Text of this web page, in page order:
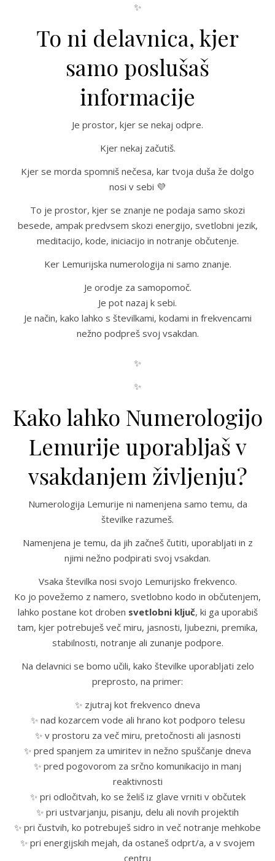
✨
To ni delavnica, kjer
samo poslušaš
informacije
Je prostor, kjer se nekaj odpre.
Kjer nekaj začutiš.
Kjer se morda spomniš nečesa, kar tvoja duša že dolgo
nosi v sebi 💜
To je prostor, kjer se znanje ne podaja samo skozi
besede, ampak predvsem skozi energijo, svetlobni jezik,
meditacijo, kode, iniciacijo in notranje občutenje.
Ker Lemurijska numerologija ni samo znanje.
Je orodje za samopomoč.
Je pot nazaj k sebi.
Je način, kako lahko s številkami, kodami in frekvencami
nežno podpreš svoj vsakdan.
✨
✨
Kako lahko Numerologijo
Lemurije uporabljaš v
vsakdanjem življenju?
Numerologija Lemurije ni namenjena samo temu, da
številke razumeš.
Namenjena je temu, da jih začneš čutiti, uporabljati in z
njimi nežno podpirati svoj vsakdan.
Vsaka številka nosi svojo Lemurijsko frekvenco.
Ko jo povežemo z namero, svetlobno kodo in občutenjem,
lahko postane kot droben svetlobni ključ, ki ga uporabiš
tam, kjer potrebuješ več miru, jasnosti, ljubezni, premika,
stabilnosti, notranje ali zunanje podpore.
Na delavnici se bomo učili, kako številke uporabljati zelo
preprosto, na primer:
✨ zjutraj kot frekvenco dneva
✨ nad kozarcem vode ali hrano kot podporo telesu
✨ v prostoru za več miru, pretočnosti ali jasnosti
✨ pred spanjem za umiritev in nežno spuščanje dneva
✨ pred pogovorom za srčno komunikacijo in manj
reaktivnosti
✨ pri odločitvah, ko se želiš iz glave vrniti v občutek
✨ pri ustvarjanju, pisanju, delu ali novih projektih
✨ pri čustvih, ko potrebuješ sidro in več notranje mehkobe
✨ pri energijskih mejah, da ostaneš odprt/a, a v svojem
centru